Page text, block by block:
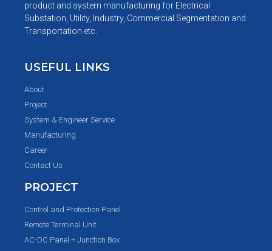
product and system manufacturing for Electrical
Substation, Utility, Industry, Commercial Segmentation and
Transportation etc.
USEFUL LINKS
About
Project
System & Engineer Service
Manufacturing
Career
Contact Us
PROJECT
Control and Protection Panel
Remote Terminal Unit
AC-DC Panel + Junction Box